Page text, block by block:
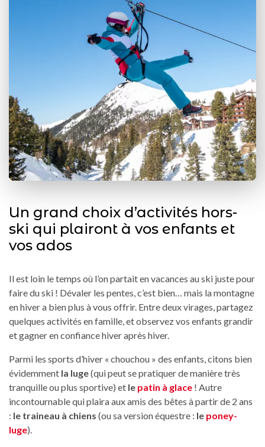
Un grand choix d’activités hors-
ski qui plairont à vos enfants et
vos ados
Il est loin le temps où l’on partait en vacances au ski juste pour
faire du ski ! Dévaler les pentes, c’est bien… mais la montagne
en hiver a bien plus à vous offrir. Entre deux virages, partagez
quelques activités en famille, et observez vos enfants grandir
et gagner en confiance hiver après hiver.
Parmi les sports d’hiver « chouchou » des enfants, citons bien
évidemment la luge(qui peut se pratiquer de manière très
tranquille ou plus sportive) et le patin à glace ! Autre
incontournable qui plaira aux amis des bêtes à partir de 2 ans
: le traineau à chiens (ou sa version équestre : le poney-
luge).